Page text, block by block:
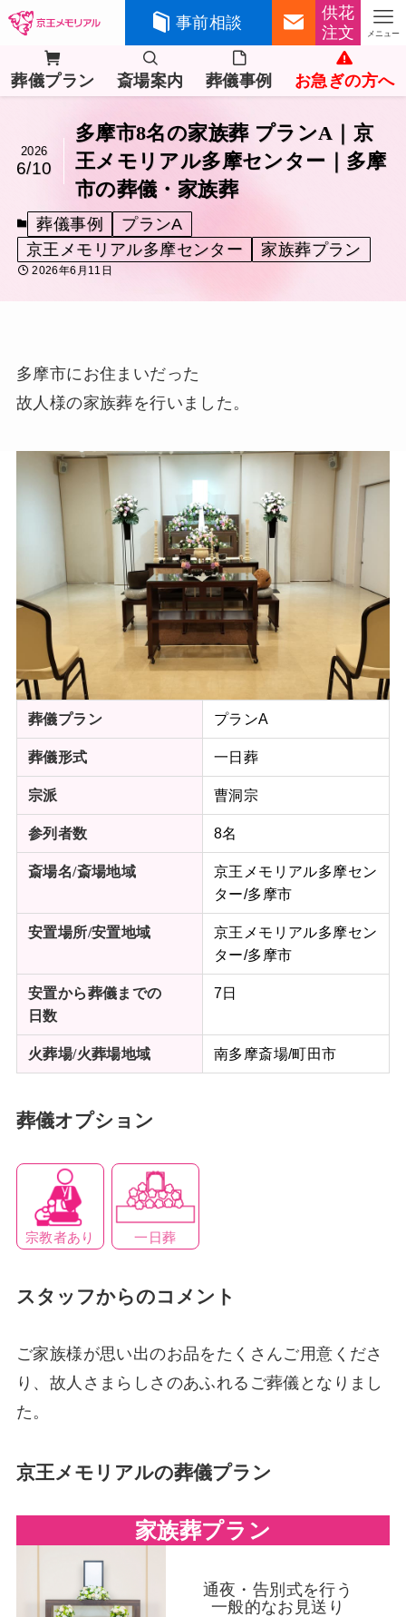
事前相談
供花
注文
メニュー
葬儀プラン 斎場案内 葬儀事例 お急ぎの方へ
多摩市8名の家族葬 プランA｜京
王メモリアル多摩センター｜多摩
市の葬儀・家族葬
2026
6/10
葬儀事例
プランA
京王メモリアル多摩センター
家族葬プラン
2026年6月11日
多摩市にお住まいだった
故人様の家族葬を行いました。
葬儀プラン プランA
葬儀形式 一日葬
宗派 曹洞宗
参列者数 8名
斎場名/斎場地域
京王メモリアル多摩セン
ター/多摩市
安置場所/安置地域
京王メモリアル多摩セン
ター/多摩市
安置から葬儀までの
日数
7日
火葬場/火葬場地域 南多摩斎場/町田市
葬儀オプション
宗教者あり 一日葬
スタッフからのコメント
ご家族様が思い出のお品をたくさんご用意くださ
り、故人さまらしさのあふれるご葬儀となりまし
た。
京王メモリアルの葬儀プラン
家族葬プラン
通夜・告別式を行う
一般的なお見送り